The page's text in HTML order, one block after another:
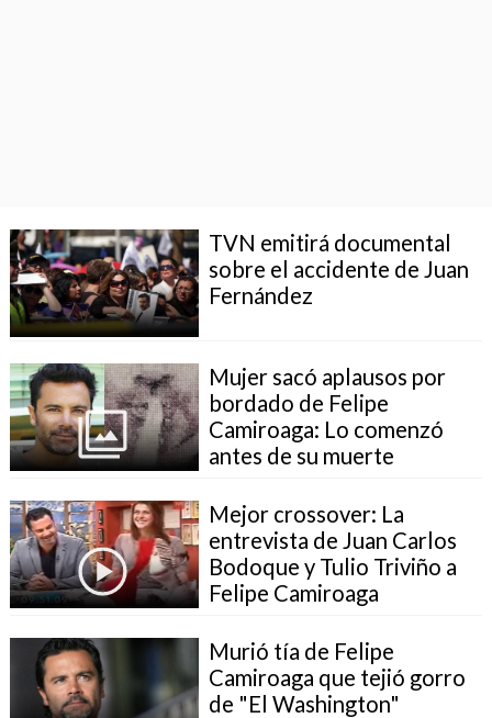
TVN emitirá documental
sobre el accidente de Juan
Fernández
Mujer sacó aplausos por
bordado de Felipe
Camiroaga: Lo comenzó
antes de su muerte
Mejor crossover: La
entrevista de Juan Carlos
Bodoque y Tulio Triviño a
Felipe Camiroaga
Murió tía de Felipe
Camiroaga que tejió gorro
de "El Washington"